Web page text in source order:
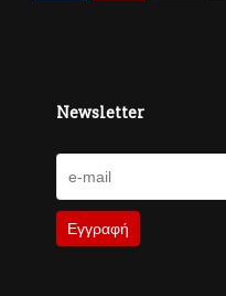
Newsletter